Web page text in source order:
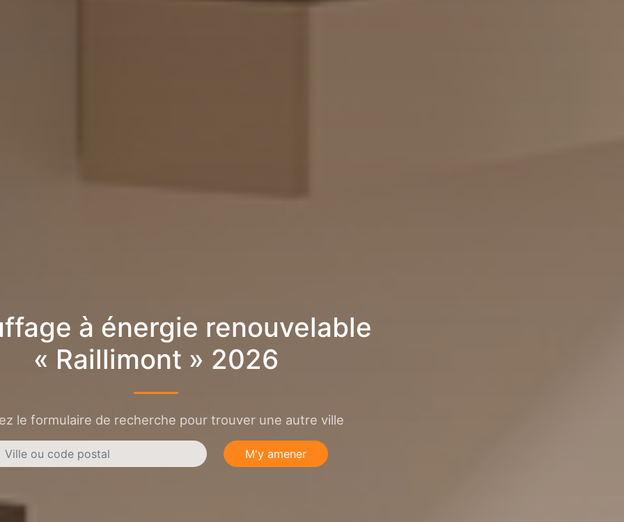
à énergie renouvelable
« Raillimont » 2026
le formulaire de recherche pour trouver une autre ville
M'y amener